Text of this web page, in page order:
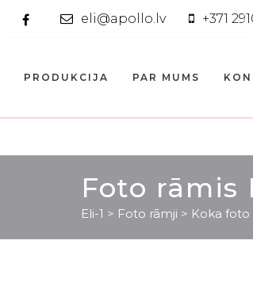
eli@apollo.lv +371
PRODUKCIJA PAR MUMS
Foto rāmis
Eli-1 > Foto rāmji > Koka foto